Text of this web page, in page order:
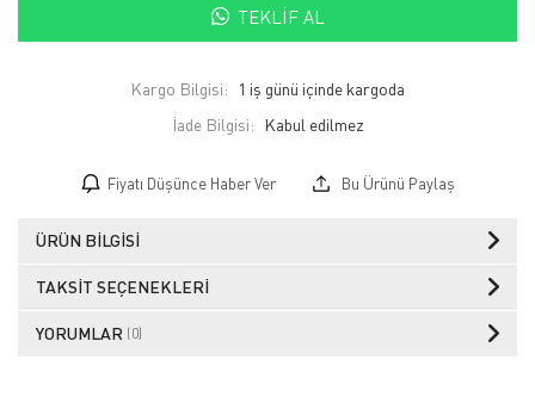
TEKLIF AL
Kargo Bilgisi:
1 iş günü içinde kargoda
İade Bilgisi:
Fiyatı Düşünce Haber Ver Bu Ürünü Paylaş
ÜRÜN BILGISI
TAKSIT SEÇENEKLERI
YORUMLAR (0)